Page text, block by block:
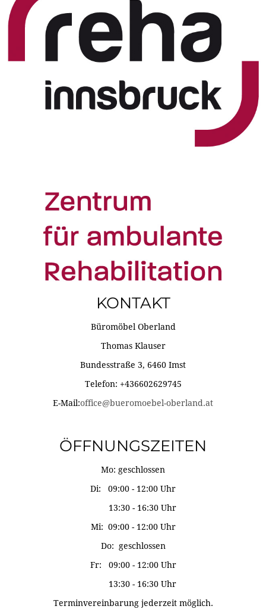
KONTAKT
Büromöbel Oberland
Thomas Klauser
Bundesstraße 3, 6460 Imst
Telefon: +436602629745
E-Mail:office@bueromoebel-oberland.at
ÖFFNUNGSZEITEN
Mo: geschlossen
Di: 09:00 - 12:00 Uhr
13:30 - 16:30 Uhr
Mi: 09:00 - 12:00 Uhr
Do: geschlossen
Fr: 09:00 - 12:00 Uhr
13:30 - 16:30 Uhr
Terminvereinbarung jederzeit möglich.